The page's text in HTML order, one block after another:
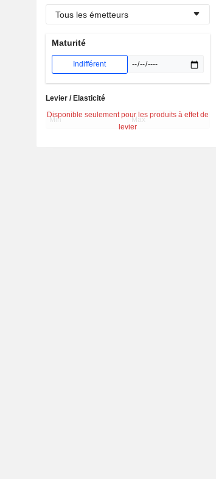
Tous les émetteurs
Maturité
Indifférent
Disponible seulement pour les produits à effet de
levier
Levier / Elasticité